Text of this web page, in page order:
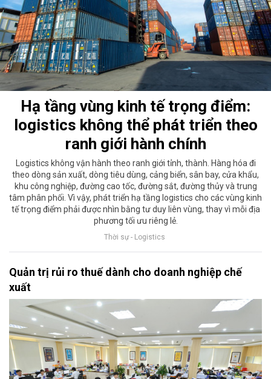
Hạ tầng vùng kinh tế trọng điểm:
logistics không thể phát triển theo
ranh giới hành chính
Logistics không vận hành theo ranh giới tỉnh, thành. Hàng hóa đi
theo dòng sản xuất, dòng tiêu dùng, cảng biển, sân bay, cửa khẩu,
khu công nghiệp, đường cao tốc, đường sắt, đường thủy và trung
tâm phân phối. Vì vậy, phát triển hạ tầng logistics cho các vùng kinh
tế trọng điểm phải được nhìn bằng tư duy liên vùng, thay vì mỗi địa
phương tối ưu riêng lẻ.
Thời sự - Logistics
Quản trị rủi ro thuế dành cho doanh nghiệp chế
xuất